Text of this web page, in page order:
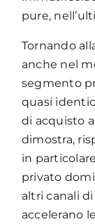
pure,
Tornando
anche nel
segmento
quasi
di acquisto
dimostra,
in
privato
altri canali
accelerano